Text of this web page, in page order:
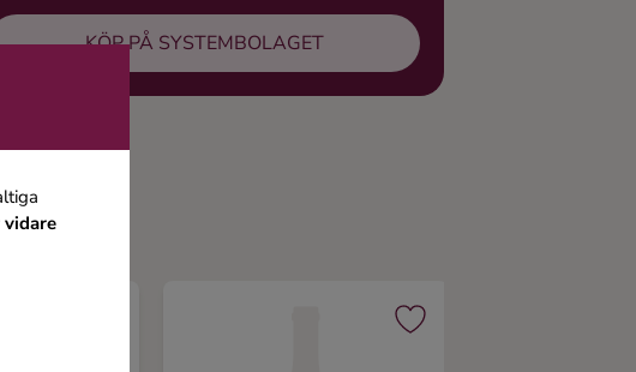
vidare
KÖP PÅ SYSTEMBOLAGET